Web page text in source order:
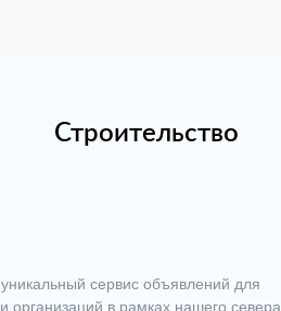
Строительство
сервис объявлений для
организаций в рамках нашего севера.